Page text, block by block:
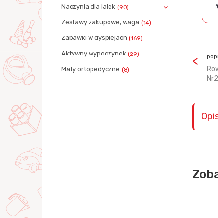
Naczynia dla lalek (90)
Zestawy zakupowe, waga (14)
Zabawki w dysplejach (169)
Aktywny wypoczynek (29)
Maty ortopedyczne (8)